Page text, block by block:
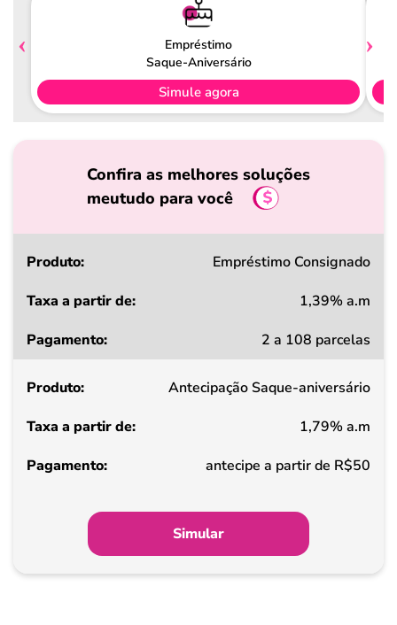
Empréstimo
Saque-Aniversário
Simule agora
Confira as melhores soluções
meutudo para você
Produto
a
de
Pagamento
Empréstimo Consignado
1,39% a.m
2 a 108 parcelas
Antecipação Saque-aniversário
1,79% a.m
antecipe a partir de R$50
Simular